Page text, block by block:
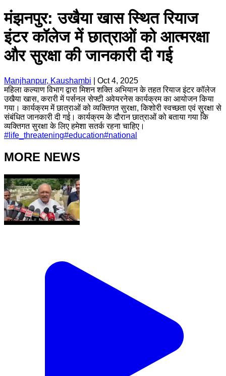
मंझनपुर: उखैया खास स्थित रियाज
इंटर कॉलेज में छात्राओं को आत्मरक्षा
और सुरक्षा की जानकारी दी गई
Manjhanpur, Kaushambi
Oct 4, 2025
महिला कल्याण विभाग द्वारा मिशन शक्ति अभियान के तहत रियाज इंटर कॉलेज
उखैया खास, करारी में पर्सनल सेफ्टी अवेयरनेस कार्यक्रम का आयोजन किया
गया। कार्यक्रम में छात्राओं को व्यक्तिगत सुरक्षा, किशोरी स्वच्छता एवं सुरक्षा से
संबंधित जानकारी दी गई। कार्यक्रम के दौरान छात्राओं को बताया गया कि
व्यक्तिगत सुरक्षा के लिए हमेशा सतर्क रहना चाहिए।
# life_threatening#education#national
MORE NEWS